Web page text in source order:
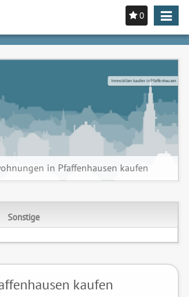
0
Toggle
Immobilien kaufen in Pfaffenhausen
in Pfaffenhausen kaufen
Sonstige
kaufen